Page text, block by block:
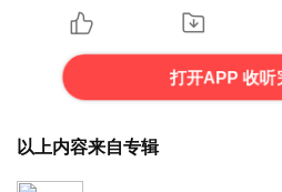
打开APP 收听
以上内容来自专辑